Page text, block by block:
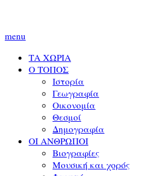
menu
ΤΑ ΧΩΡΙΑ
Ο ΤΟΠΟΣ
Ιστορία
Γεωγραφία
Οικονομία
Θεσμοί
Δημογραφία
ΟΙ ΑΝΘΡΩΠΟΙ
Βιογραφίες
Μουσική και χορός